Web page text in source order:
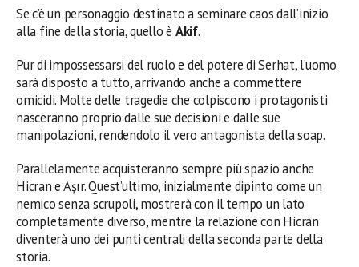
Se c’è un personaggio destinato a seminare caos dall’inizio
alla fine della storia, quello è Akif.
Pur di impossessarsi del ruolo e del potere di Serhat, l’uomo
sarà disposto a tutto, arrivando anche a commettere
omicidi. Molte delle tragedie che colpiscono i protagonisti
nasceranno proprio dalle sue decisioni e dalle sue
manipolazioni, rendendolo il vero antagonista della soap.
Parallelamente acquisteranno sempre più spazio anche
Hicran e Aşır. Quest’ultimo, inizialmente dipinto come un
nemico senza scrupoli, mostrerà con il tempo un lato
completamente diverso, mentre la relazione con Hicran
diventerà uno dei punti centrali della seconda parte della
storia.